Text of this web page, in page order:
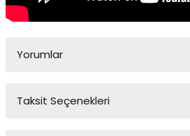
Yorumlar
Taksit Seçenekleri